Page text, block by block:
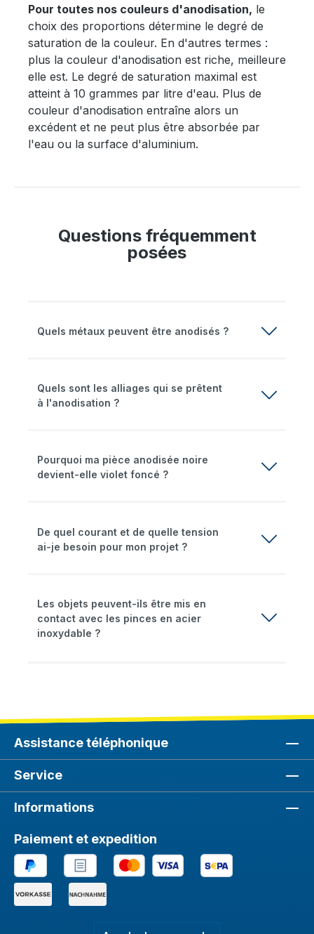
Pour toutes nos couleurs d'anodisation, le
choix des proportions détermine le degré de
saturation de la couleur. En d'autres termes :
plus la couleur d'anodisation est riche, meilleure
elle est. Le degré de saturation maximal est
atteint à 10 grammes par litre d'eau. Plus de
couleur d'anodisation entraîne alors un
excédent et ne peut plus être absorbée par
l'eau ou la surface d'aluminium.
Questions fréquemment
posées
Quels métaux peuvent être anodisés ?
Quels sont les alliages qui se prêtent
à l'anodisation ?
Pourquoi ma pièce anodisée noire
devient-elle violet foncé ?
De quel courant et de quelle tension
ai-je besoin pour mon projet ?
Les objets peuvent-ils être mis en
contact avec les pinces en acier
inoxydable ?
Assistance téléphonique
Service
Informations
Paiement et expedition